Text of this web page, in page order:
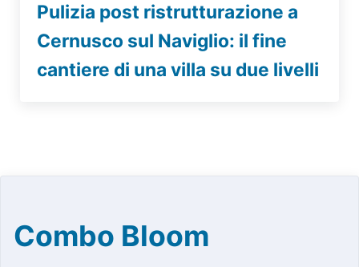
Pulizia post ristrutturazione a
Cernusco sul Naviglio: il fine
cantiere di una villa su due livelli
Combo Bloom